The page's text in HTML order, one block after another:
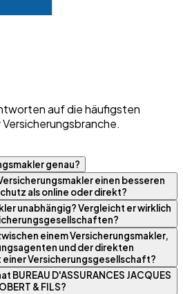
auf die häufigsten
Versicherungsbranche.
genau?
einen besseren
als online oder direkt?
unabhängig? Vergleicht er wirklich
einem Versicherungsmakler,
und der direkten
Versicherungsgesellschaft?
D'ASSURANCES JACQUES
& FILS?